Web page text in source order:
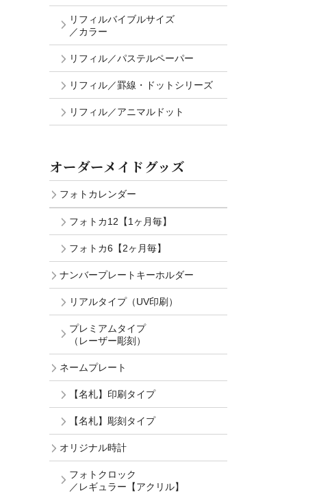
リフィルバイブルサイズ
／カラー
リフィル／パステルペーパー
リフィル／罫線・ドットシリーズ
リフィル／アニマルドット
オーダーメイドグッズ
フォトカレンダー
フォトカ12【1ヶ月毎】
フォトカ6【2ヶ月毎】
ナンバープレートキーホルダー
リアルタイプ（UV印刷）
プレミアムタイプ
（レーザー彫刻）
ネームプレート
【名札】印刷タイプ
【名札】彫刻タイプ
オリジナル時計
フォトクロック
／レギュラー【アクリル】